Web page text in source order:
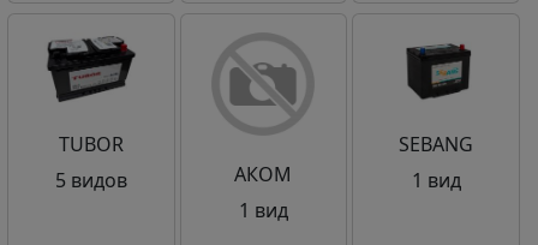
TUBOR
5 видов
АКОМ
1 вид
SEBANG
1 вид